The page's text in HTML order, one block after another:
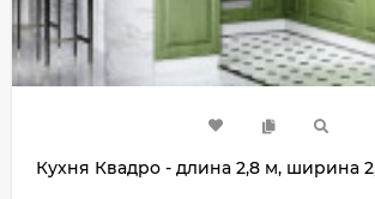
Кухня Квадро - длина 2,8 м, ширина